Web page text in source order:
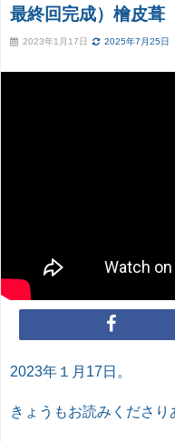
最終回完成）檜皮葺
2023年1月17日 2025年7月25日
2023年１月17日。
きょうもお読みくださり